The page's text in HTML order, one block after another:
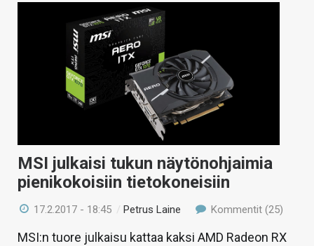
MSI julkaisi tukun näytönohjaimia
pienikokoisiin tietokoneisiin
17.2.2017 - 18:45 / Petrus Laine Kommentit (25)
MSI:n tuore julkaisu kattaa kaksi AMD Radeon RX